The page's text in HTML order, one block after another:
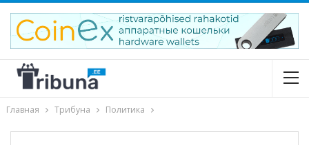
Главная Трибуна Политика